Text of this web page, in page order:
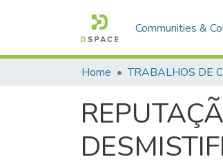
Communities &
Home